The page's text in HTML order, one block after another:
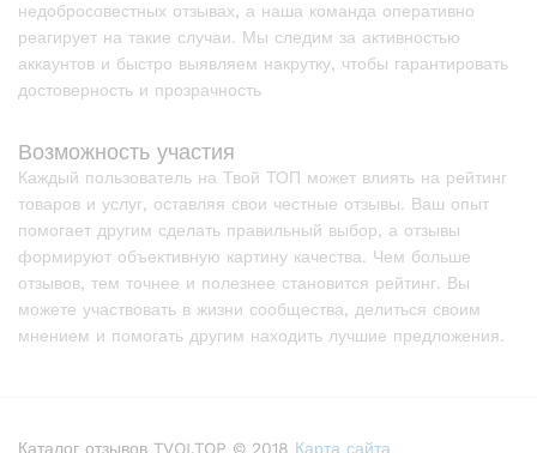
недобросовестных отзывах, а наша команда оперативно
реагирует на такие случаи. Мы следим за активностью
аккаунтов и быстро выявляем накрутку, чтобы гарантировать
достоверность и прозрачность
Возможность участия
Каждый пользователь на Твой ТОП может влиять на рейтинг
товаров и услуг, оставляя свои честные отзывы. Ваш опыт
помогает другим сделать правильный выбор, а отзывы
формируют объективную картину качества. Чем больше
отзывов, тем точнее и полезнее становится рейтинг. Вы
можете участвовать в жизни сообщества, делиться своим
мнением и помогать другим находить лучшие предложения.
Каталог отзывов TVOI.TOP © 2018 Карта сайта